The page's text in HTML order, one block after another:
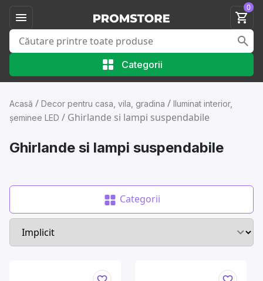
Categorii
0
Acasă / Decor pentru casa, vila, gradina / Iluminat interior,
șeminee LED / Ghirlande si lampi suspendabile
Ghirlande si lampi suspendabile
Categorii